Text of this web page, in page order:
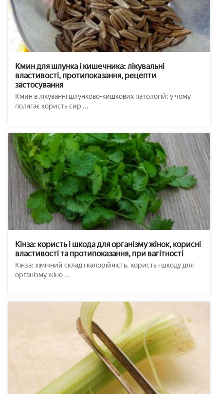
Кмин для шлунка і кишечника: лікувальні
властивості, протипоказання, рецепти
застосування
Кмин в лікуванні шлунково-кишкових патологій: у чому
полягає користь сир ...
Кінза: користь і шкода для організму жінок, корисні
властивості та протипоказання, при вагітності
Кінза: хімічний склад і калорійність, користь і шкоду для
організму жіно ...